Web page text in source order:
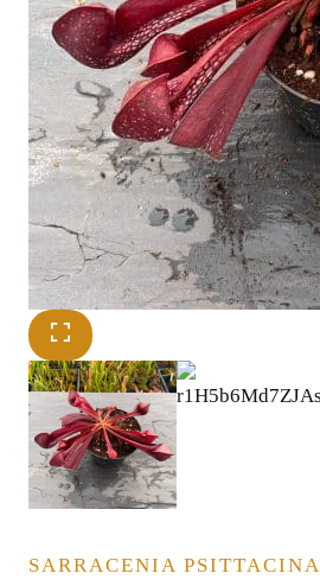
SARRACENIA PSITTACINA